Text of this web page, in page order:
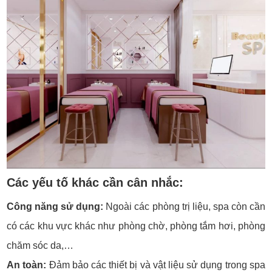
Các yếu tố khác cần cân nhắc:
Công năng sử dụng: Ngoài các phòng trị liệu, spa còn cần
có các khu vực khác như phòng chờ, phòng tắm hơi, phòng
chăm sóc da,…
An toàn: Đảm bảo các thiết bị và vật liệu sử dụng trong spa